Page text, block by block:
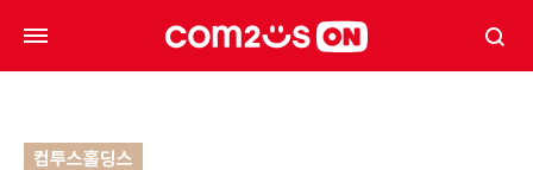
컴투스홀딩스